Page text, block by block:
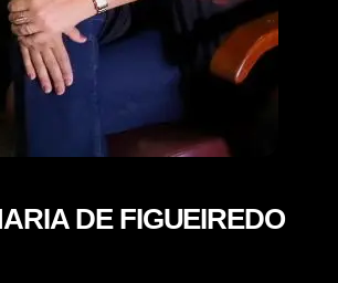
DE FIGUEIREDO